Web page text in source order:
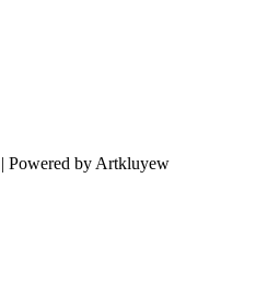
Powered by Artkluyew